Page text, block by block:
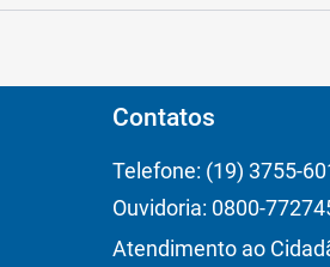
Contatos
Telefone: (19) 3755-
Ouvidoria: 0800-
Atendimento ao